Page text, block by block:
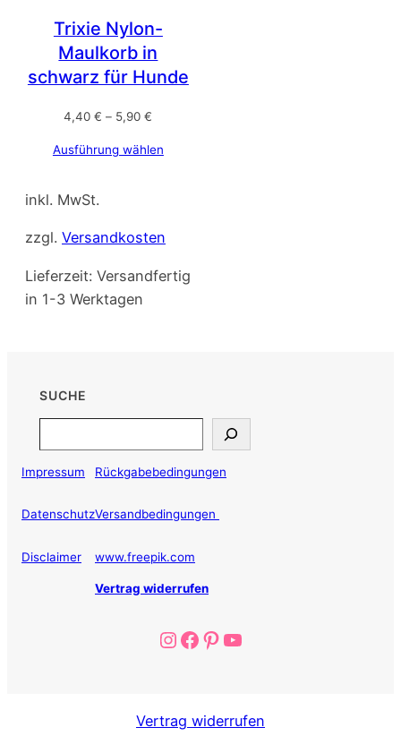
Trixie Nylon-
Maulkorb in
schwarz für Hunde
4,40€ – 5,90€
Ausführung wählen
inkl. MwSt.
zzgl. Versandkosten
Lieferzeit: Versandfertig
in 1-3 Werktagen
SUCHE
Impressum
Datenschutz
Disclaimer
Rückgabebedingungen
Versandbedingungen
www.freepik.com
Vertrag widerrufen
Instagram
Facebook
Pinterest
YouTube
Vertrag widerrufen